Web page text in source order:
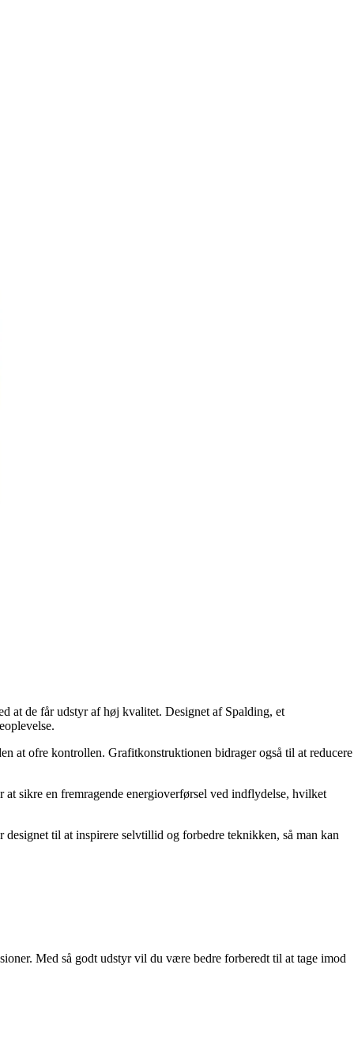
at de får udstyr af høj kvalitet. Designet af Spalding, et
at ofre kontrollen. Grafitkonstruktionen bidrager også til at reducere
sikre en fremragende energioverførsel ved indflydelse, hvilket
til at inspirere selvtillid og forbedre teknikken, så man kan
Med så godt udstyr vil du være bedre forberedt til at tage imod